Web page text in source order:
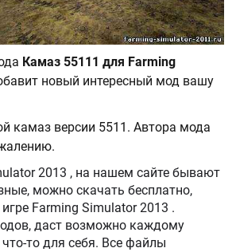
Камаз 55111 для Farming
новый интересный мод вашу
камаз версии 5511. Автора мода
бывают
можно скачать бесплатно,
Farming Simulator 2013 .
даст возможно каждому
то для себя. Все файлы